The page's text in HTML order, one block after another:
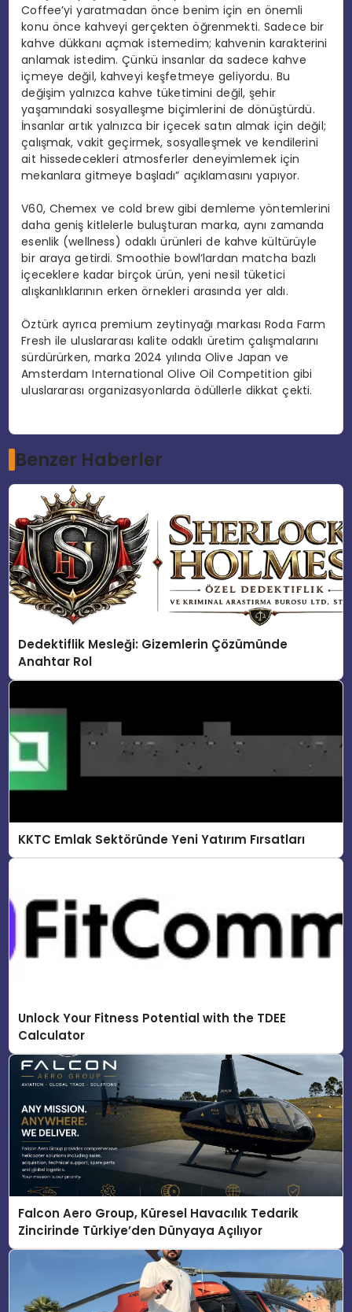
Coffee’yi yaratmadan önce benim için en önemli
konu önce kahveyi gerçekten öğrenmekti. Sadece bir
kahve dükkanı açmak istemedim; kahvenin karakterini
anlamak istedim. Çünkü insanlar da sadece kahve
içmeye değil, kahveyi keşfetmeye geliyordu. Bu
değişim yalnızca kahve tüketimini değil, şehir
yaşamındaki sosyalleşme biçimlerini de dönüştürdü.
İnsanlar artık yalnızca bir içecek satın almak için değil;
çalışmak, vakit geçirmek, sosyalleşmek ve kendilerini
ait hissedecekleri atmosferler deneyimlemek için
mekanlara gitmeye başladı” açıklamasını yapıyor.
V60, Chemex ve cold brew gibi demleme yöntemlerini
daha geniş kitlelerle buluşturan marka, aynı zamanda
esenlik (wellness) odaklı ürünleri de kahve kültürüyle
bir araya getirdi. Smoothie bowl’lardan matcha bazlı
içeceklere kadar birçok ürün, yeni nesil tüketici
alışkanlıklarının erken örnekleri arasında yer aldı.
Öztürk ayrıca premium zeytinyağı markası Roda Farm
Fresh ile uluslararası kalite odaklı üretim çalışmalarını
sürdürürken, marka 2024 yılında Olive Japan ve
Amsterdam International Olive Oil Competition gibi
uluslararası organizasyonlarda ödüllerle dikkat çekti.
Benzer Haberler
Dedektiflik Mesleği: Gizemlerin Çözümünde
Anahtar Rol
KKTC Emlak Sektöründe Yeni Yatırım Fırsatları
Unlock Your Fitness Potential with the TDEE
Calculator
Falcon Aero Group, Küresel Havacılık Tedarik
Zincirinde Türkiye’den Dünyaya Açılıyor